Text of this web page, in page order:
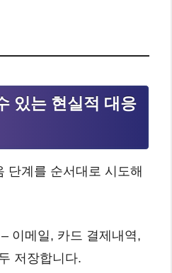
있는 현실적 대응
단계를 순서대로 시도해
– 이메일, 카드 결제내역,
저장합니다.